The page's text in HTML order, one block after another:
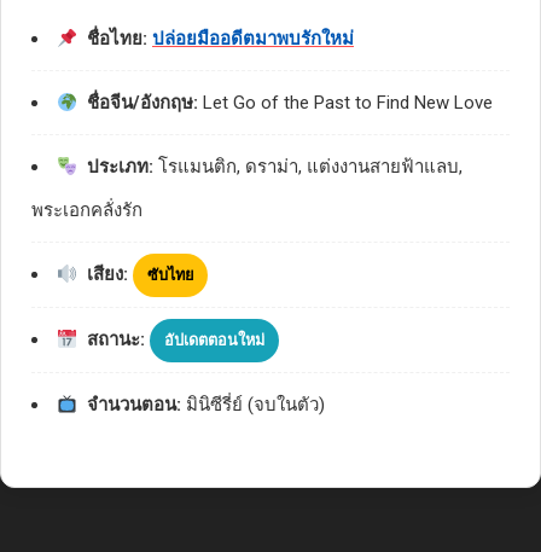
ชื่อไทย: ปล่อยมืออดีตมาพบรักใหม่
ชื่อจีน/อังกฤษ: Let Go of the Past to Find New Love
ประเภท: โรแมนติก, ดราม่า, แต่งงานสายฟ้าแลบ,
พระเอกคลั่งรัก
เสียง: ซับไทย
สถานะ: อัปเดตตอนใหม่
จำนวนตอน: มินิซีรี่ย์ (จบในตัว)